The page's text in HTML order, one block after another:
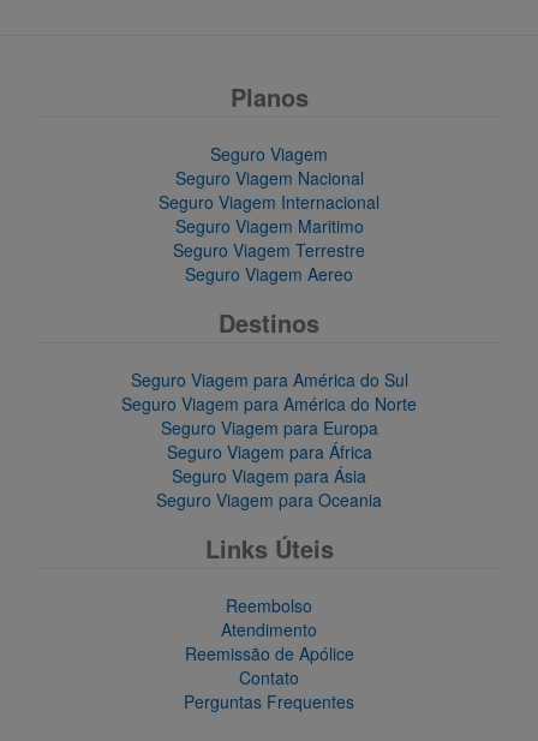
Planos
Seguro Viagem
Seguro Viagem Nacional
Seguro Viagem Internacional
Seguro Viagem Maritimo
Seguro Viagem Terrestre
Seguro Viagem Aereo
Destinos
Seguro Viagem para América do Sul
Seguro Viagem para América do Norte
Seguro Viagem para Europa
Seguro Viagem para África
Seguro Viagem para Ásia
Seguro Viagem para Oceania
Links Úteis
Reembolso
Atendimento
Reemissão de Apólice
Contato
Perguntas Frequentes